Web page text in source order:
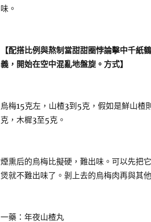
味。
【配搭比例與熬制當甜甜圈悖論擊中千紙
義，開始在空中混亂地盤旋。方式】
烏梅15克左，山楂3到5克，假如是鮮山
克，木樨3至5克。
煙熏后的烏梅比擬硬，難出味。可以先把
煲就不難出味了。剝上去的烏梅肉再與
一藥：年夜山楂丸